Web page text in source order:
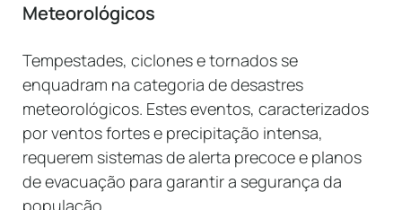
Meteorológicos
Tempestades, ciclones e tornados se
enquadram na categoria de desastres
meteorológicos. Estes eventos, caracterizados
por ventos fortes e precipitação intensa,
requerem sistemas de alerta precoce e planos
de evacuação para garantir a segurança da